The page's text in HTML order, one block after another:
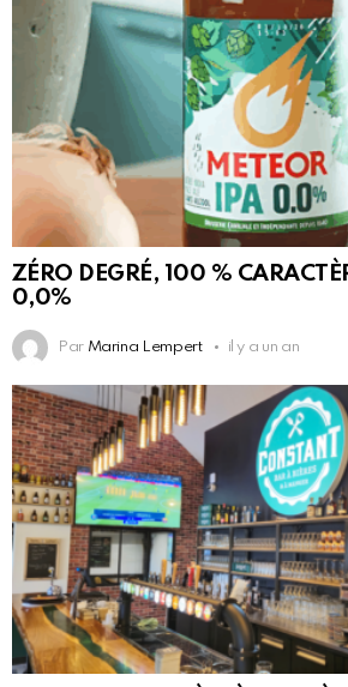
ZÉRO DEGRÉ, 100 %
0,0%
Par Marina Lempert il y a un an